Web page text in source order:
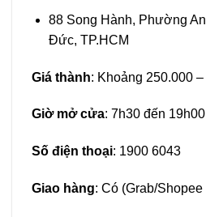
88 Song Hành, Phường
Đức, TP.HCM
Giá thành: Khoảng 250.000
Giờ mở cửa: 7h30 đến 19h00
Số điện thoại: 1900 6043
Giao hàng: Có (Grab/